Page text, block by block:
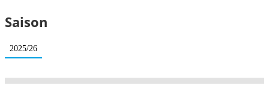
Saison
2025/26